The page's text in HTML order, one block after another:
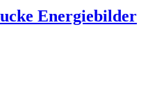
Energiebilder